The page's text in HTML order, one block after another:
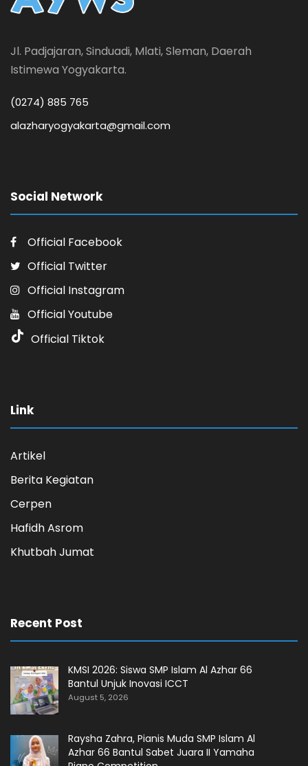
Jl. Padjajaran, Sinduadi, Mlati, Sleman, Daerah
Istimewa Yogyakarta.
(0274) 885 765
alazharyogyakarta@gmail.com
Social Network
Official Facebook
Official Twitter
Official Instagram
Official Youtube
Official Tiktok
Link
Artikel
Berita Kegiatan
Cerpen
Hafidh Asrom
Khutbah Jumat
Recent Post
KMSI 2026: Siswa SMP Islam Al Azhar 66
Bantul Unjuk Inovasi ICCT
August 5, 2026
Raysha Zahra, Pianis Muda SMP Islam Al
Azhar 66 Bantul Sabet Juara II Yamaha